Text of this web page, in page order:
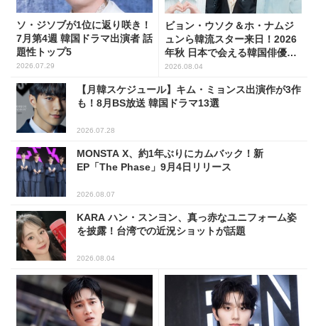
ソ・ジソブが1位に返り咲き！
7月第4週 韓国ドラマ出演者 話
題性トップ5
2026.07.29
ビョン・ウソク＆ホ・ナムジ
ュンら韓流スター来日！2026
年秋 日本で会える韓国俳優10
人
2026.08.04
【月韓スケジュール】キム・ミョンス出演作が3作
も！8月BS放送 韓国ドラマ13選
2026.07.28
MONSTA X、約1年ぶりにカムバック！新
EP「The Phase」9月4日リリース
2026.08.07
KARA ハン・スンヨン、真っ赤なユニフォーム姿
を披露！台湾での近況ショットが話題
2026.08.04